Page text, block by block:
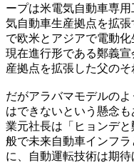
ープは米電気自動車専
気自動車生産拠点を拡
で欧米とアジアで電動化
現在進行形である鄭義
産拠点を拡張した父のそ
だがアラバマモデルの
はできないという懸念
業元社長は「ヒョンデ
般で未来自動車インフ
に、自動運転技術は期